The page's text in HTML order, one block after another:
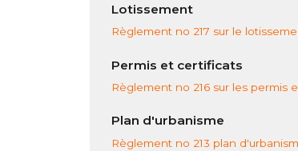
Lotissement
Règlement no 217 sur le
Permis et certificats
Règlement no 216 sur les permis
Plan d'urbanisme
Règlement no 213 plan